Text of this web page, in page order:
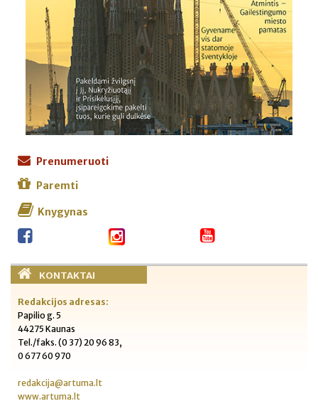
Prenumeruoti
Paremti
Knygynas
KONTAKTAI
Redakcijos adresas:
Papilio g. 5
44275 Kaunas
Tel./faks. (0 37) 20 96 83,
0 677 60 970
redakcija@artuma.lt
www.artuma.lt